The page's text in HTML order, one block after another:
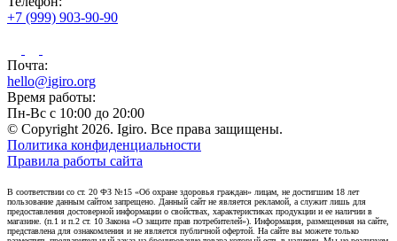
+7 (999) 903-90-90
Почта:
hello@igiro.org
Время работы:
Пн-Вс с 10:00 до 20:00
© Copyright 2026. Igiro. Все права защищены.
Политика конфиденциальности
Правила работы сайта
В соответствии со ст. 20 ФЗ №15 «Об охране здоровья граждан» лицам, не достигшим 18 лет
пользование данным сайтом запрещено. Данный сайт не является рекламой, а служит лишь для
предоставления достоверной информации о свойствах, характеристиках продукции и ее наличии в
магазине. (п.1 и п.2 ст. 10 Закона «О защите прав потребителей»). Информация, размещенная на сайте,
представлена для ознакомления и не является публичной офертой. На сайте вы можете только